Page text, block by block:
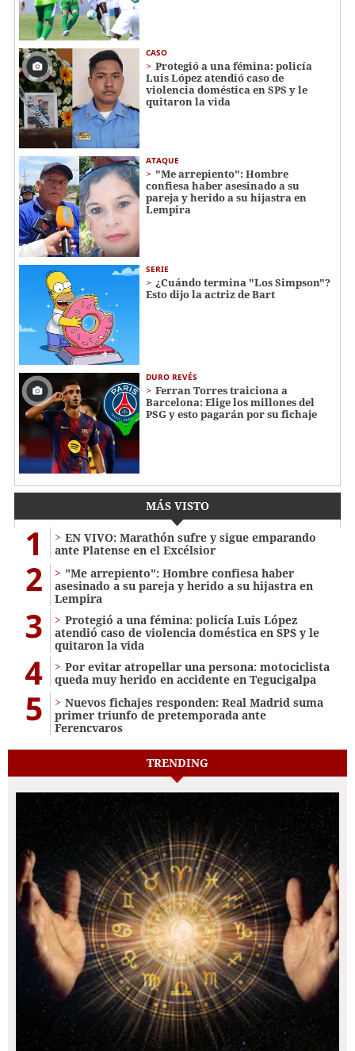
CASO
Protegió a una fémina: policía
Luis López atendió caso de
violencia doméstica en SPS y le
quitaron la vida
ATAQUE
"Me arrepiento": Hombre
confiesa haber asesinado a su
pareja y herido a su hijastra en
Lempira
SERIE
¿Cuándo termina "Los Simpson"?
Esto dijo la actriz de Bart
DURO REVÉS
Ferran Torres traiciona a
Barcelona: Elige los millones del
PSG y esto pagarán por su fichaje
MÁS VISTO
1
EN VIVO: Marathón sufre y sigue emparando
ante Platense en el Excélsior
2
"Me arrepiento": Hombre confiesa haber
asesinado a su pareja y herido a su hijastra en
Lempira
3
Protegió a una fémina: policía Luis López
atendió caso de violencia doméstica en SPS y le
quitaron la vida
4
Por evitar atropellar una persona: motociclista
queda muy herido en accidente en Tegucigalpa
5
Nuevos fichajes responden: Real Madrid suma
primer triunfo de pretemporada ante
Ferencvaros
TRENDING